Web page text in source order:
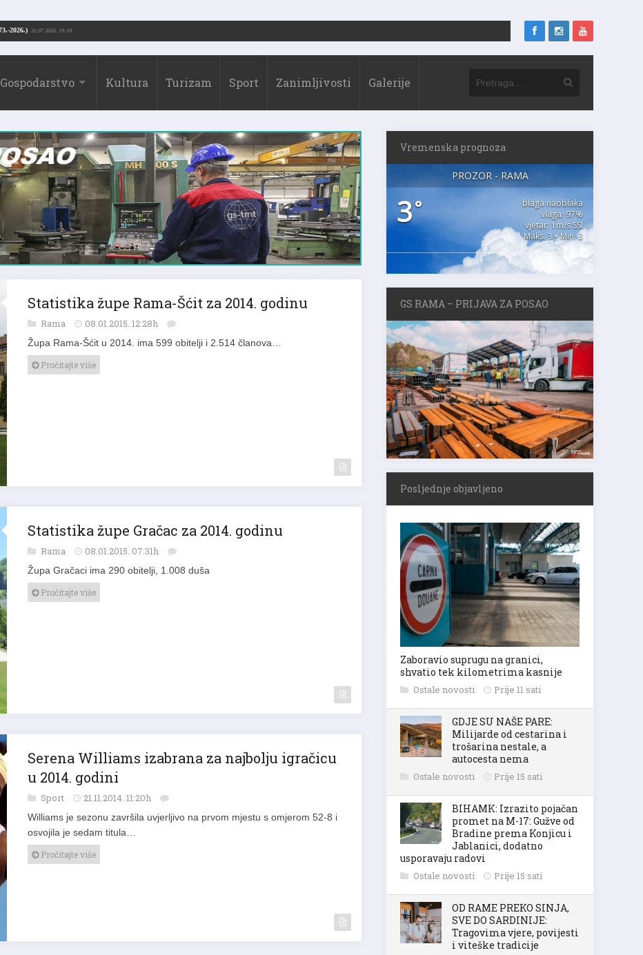
Drago Borić (1973.-2026.)
Gospodarstvo Kultura Turizam Sport Zanimljivosti Galerije
Statistika župe Rama-Šćit za 2014. godinu
Rama 08.01.2015. 12:28h
Župa Rama-Šćit u 2014. ima 599 obitelji i 2.514 članova…
Pročitajte više
Statistika župe Gračac za 2014. godinu
Rama 08.01.2015. 07:31h
Župa Gračaci ima 290 obitelji, 1.008 duša
Pročitajte više
Serena Williams izabrana za najbolju igračicu
u 2014. godini
Sport 21.11.2014. 11:20h
Williams je sezonu završila uvjerljivo na prvom mjestu s omjerom 52-8 i
osvojila je sedam titula…
Pročitajte više
Vremenska prognoza
PROZOR - RAMA
3°
blaga naoblaka
vlaga: 97%
vjetar: 1m/s SSI
Maks. 3 • Min. 3
GS RAMA – PRIJAVA ZA POSAO
Posljednje objavljeno
Zaboravio suprugu na granici,
shvatio tek kilometrima kasnije
Ostale novosti Prije 11 sati
GDJE SU NAŠE PARE:
Milijarde od cestarina i
trošarina nestale, a
autocesta nema
Ostale novosti Prije 15 sati
BIHAMK: Izrazito pojačan
promet na M-17: Gužve od
Bradine prema Konjicu i
Jablanici, dodatno
usporavaju radovi
Ostale novosti Prije 15 sati
OD RAME PREKO SINJA,
SVE DO SARDINIJE:
Tragovima vjere, povijesti
i viteške tradicije